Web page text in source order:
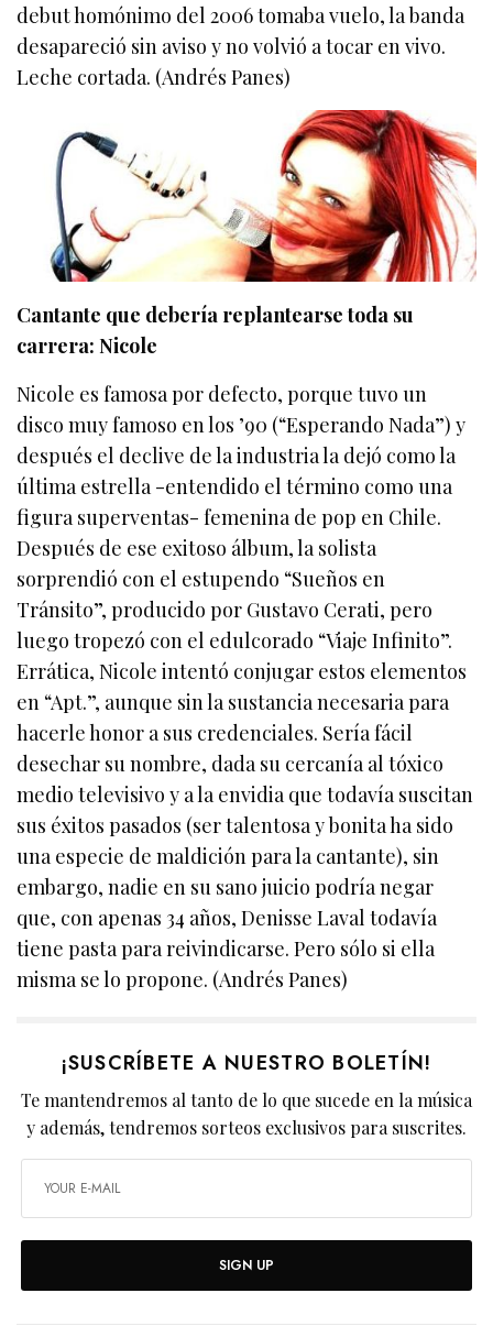
debut homónimo del 2006 tomaba vuelo, la banda
desapareció sin aviso y no volvió a tocar en vivo.
Leche cortada. (Andrés Panes)
Cantante que debería replantearse toda su
carrera: Nicole
Nicole es famosa por defecto, porque tuvo un
disco muy famoso en los ’90 (“Esperando Nada”) y
después el declive de la industria la dejó como la
última estrella -entendido el término como una
figura superventas- femenina de pop en Chile.
Después de ese exitoso álbum, la solista
sorprendió con el estupendo “Sueños en
Tránsito”, producido por Gustavo Cerati, pero
luego tropezó con el edulcorado “Viaje Infinito”.
Errática, Nicole intentó conjugar estos elementos
en “Apt.”, aunque sin la sustancia necesaria para
hacerle honor a sus credenciales. Sería fácil
desechar su nombre, dada su cercanía al tóxico
medio televisivo y a la envidia que todavía suscitan
sus éxitos pasados (ser talentosa y bonita ha sido
una especie de maldición para la cantante), sin
embargo, nadie en su sano juicio podría negar
que, con apenas 34 años, Denisse Laval todavía
tiene pasta para reivindicarse. Pero sólo si ella
misma se lo propone. (Andrés Panes)
¡SUSCRÍBETE A NUESTRO BOLETÍN!
Te mantendremos al tanto de lo que sucede en la música
y además, tendremos sorteos exclusivos para suscrites.
SIGN UP